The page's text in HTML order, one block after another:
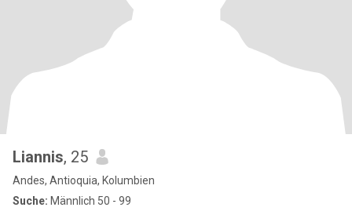
Liannis, 25
Andes, Antioquia, Kolumbien
Suche: Männlich 50 - 99